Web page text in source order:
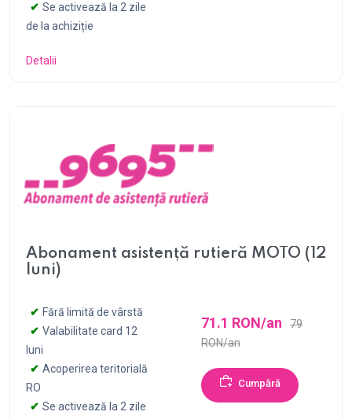
Se activează la 2 zile
de la achiziție
Detalii
Abonament asistență rutieră MOTO (12
luni)
Fără limită de vârstă
Valabilitate card 12
luni
Acoperirea teritorială
RO
Se activează la 2 zile
71.1 RON/an
79
RON/an
Cumpără